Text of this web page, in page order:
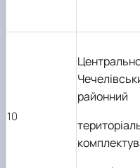
10
районний